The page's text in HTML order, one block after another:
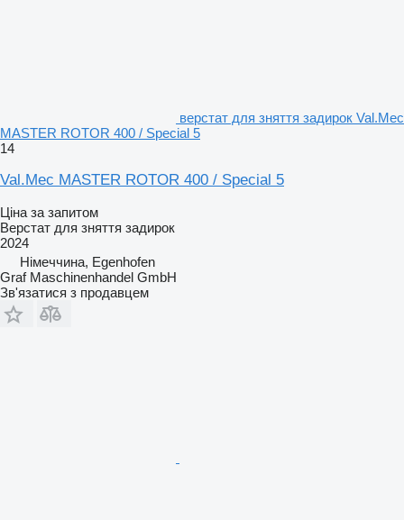
верстат для зняття задирок Val.Mec
MASTER ROTOR 400 / Special 5
14
Val.Mec MASTER ROTOR 400 / Special 5
Ціна за запитом
Верстат для зняття задирок
2024
Німеччина, Egenhofen
Graf Maschinenhandel GmbH
Зв'язатися з продавцем